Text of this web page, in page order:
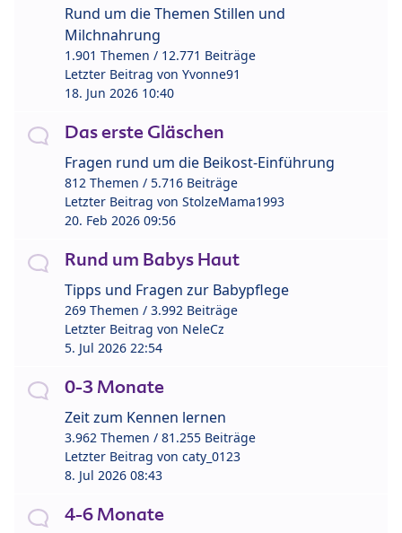
Rund um die Themen Stillen und
Milchnahrung
1.901 Themen / 12.771 Beiträge
Letzter Beitrag von Yvonne91
18. Jun 2026 10:40
Das erste Gläschen
Fragen rund um die Beikost-Einführung
812 Themen / 5.716 Beiträge
Letzter Beitrag von StolzeMama1993
20. Feb 2026 09:56
Rund um Babys Haut
Tipps und Fragen zur Babypflege
269 Themen / 3.992 Beiträge
Letzter Beitrag von NeleCz
5. Jul 2026 22:54
0-3 Monate
Zeit zum Kennen lernen
3.962 Themen / 81.255 Beiträge
Letzter Beitrag von caty_0123
8. Jul 2026 08:43
4-6 Monate